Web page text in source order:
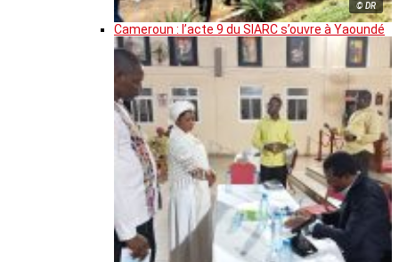
© DR
Cameroun : l’acte 9 du SIARC s’ouvre à Yaoundé